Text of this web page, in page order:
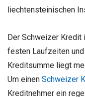
liechtensteinischen
Der Schweizer
festen Laufzeiten
Kreditsumme liegt
Um einen Schweizer
Kreditnehmer ein